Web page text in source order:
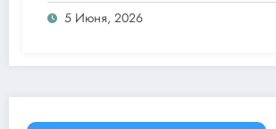
5 Июня, 2026